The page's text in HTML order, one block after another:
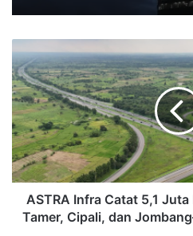
Infra
Catat
5,1
Juta
Pengendara
Lintasi
Tol
Tamer,
Cipali,
dan
ASTRA Infra Catat 5,1
Tamer, Cipali, dan